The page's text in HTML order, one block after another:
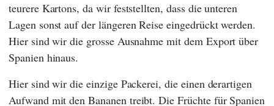
teurere Kartons, da wir feststellten, dass die unteren
Lagen sonst auf der längeren Reise eingedrückt werden.
Hier sind wir die grosse Ausnahme mit dem Export über
Spanien hinaus.
Hier sind wir die einzige Packerei, die einen derartigen
Aufwand mit den Bananen treibt. Die Früchte für Spanien